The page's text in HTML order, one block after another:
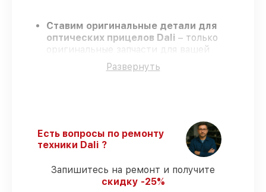
Ставим оригинальные детали для
оптических прицелов Dali – только
оригинальные запчасти для вашей
Сертифицированные инженеры
– ремонт оптических
прицелов Dali без бесконечных
переносов.
– на все
ремонт и запчасти для оптических
прицелов Dali предоставляется
Развернуть
Есть вопросы по ремонту
техники Dali ?
Запишитесь на ремонт и получите
скидку -25%